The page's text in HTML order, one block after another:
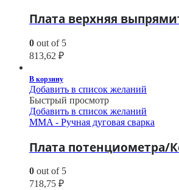
Плата верхняя
0 out of 5
813,62 ₽
В корзину
Добавить в список желаний
Быстрый просмотр
Добавить в список желаний
MMA - Ручная дуговая сварка
Плата потенциометра/
0 out of 5
718,75 ₽